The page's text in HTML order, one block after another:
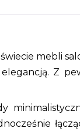
mebli
Z